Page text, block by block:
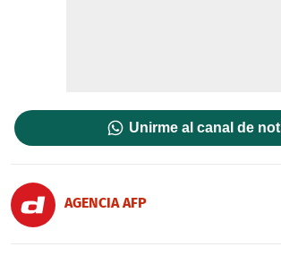
Unirme al canal de
AGENCIA AFP